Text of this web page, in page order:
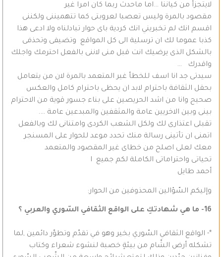
لايتجزأ من كياننا …اما ماحدث ربما كان امرا غير
مقصود بالمرة وليس تعصبا لعروبتى كما تتهميننى ولكننى
اقسم انك لم تخبريني انك كردية باى حوار تبادلناه ولا ادعى هذا
كذبا عموما لك ان ترسلية الى كل المواقع وتضيفى وتحذفى
بالشكل الذى يرضيك انت قبل منى لاننى بالفعل احترمك واجلك
واقدرك …
سيدتى جد انا اسف للخطأ غير المتعمد بالمرة لان من يتعامل
بحقل الثقافة باحترام لابد ان يحظى باحترام كامل والعكس
صحيح وانا من اشد الحريصين على بناء جسور قوية من الاحترام
بينى وبين الاخريين عامة والمثقفين والمبدعين عامة ….
تقبلى اعتذارى لك ولكل الشعب الكردى وامتنانى لك وبالفعل
اتمنى ان تأتينى رسالة منك تحدد موعد للحوار على المسنجر
معك لعلى اصلح من خطاى غير المقصود والمتعمد
تحياتى واحتراماتى الكاملة لكم جميع ا
أحمد طايل
وإليكم السّؤالين المحذوفين من الحوار:
16- ما هي شهادتكِ على الواقع الثقافي السّوري والعربي ؟
*- الواقع الثقافي السّوري بخير وهو في تقدّم وتطوّر دائمين ,لما
تشكله أرض الشّام من بيئةٍ خصبة لنشوء شعراء وكتاب